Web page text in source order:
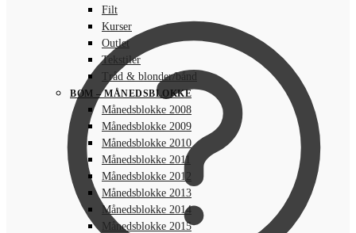
Filt
Kurser
Outlet
Tekstiler
Tråd & blonder/bånd
BOM – MÅNEDSBLOKKE
Månedsblokke 2008
Månedsblokke 2009
Månedsblokke 2010
Månedsblokke 2011
Månedsblokke 2012
Månedsblokke 2013
Månedsblokke 2014
Månedsblokke 2015